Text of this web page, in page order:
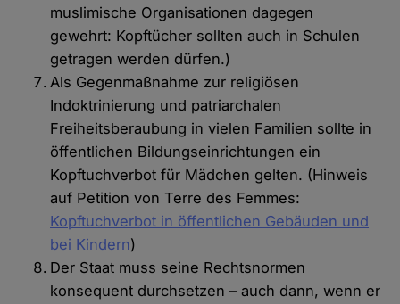
muslimische Organisationen dagegen
gewehrt: Kopftücher sollten auch in Schulen
getragen werden dürfen.)
Als Gegenmaßnahme zur religiösen
Indoktrinierung und patriarchalen
Freiheitsberaubung in vielen Familien sollte in
öffentlichen Bildungseinrichtungen ein
Kopftuchverbot für Mädchen gelten. (Hinweis
auf Petition von Terre des Femmes:
Kopftuchverbot in öffentlichen Gebäuden und
bei Kindern)
Der Staat muss seine Rechtsnormen
konsequent durchsetzen – auch dann, wenn er